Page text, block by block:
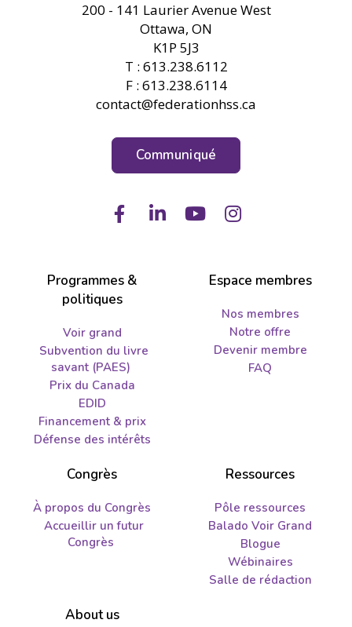
200 - 141 Laurier Avenue West
Ottawa, ON
K1P 5J3
T : 613.238.6112
F : 613.238.6114
contact@federationhss.ca
Communiqué
FacebookLinkedIn
YoutubeInstagram
Programmes &
politiques
Voir grand
Subvention du livre
savant (PAES)
Prix du Canada
EDID
Financement & prix
Défense des intérêts
Espace membres
Nos membres
Notre offre
Devenir membre
FAQ
Congrès
À propos du Congrès
Accueillir un futur
Congrès
Ressources
Pôle ressources
Balado Voir Grand
Blogue
Wébinaires
Salle de rédaction
About us